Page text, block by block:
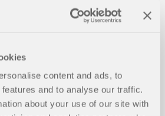
content and ads, to
and to analyse our traffic.
about your use of our site with
NEU
(Buckling-Restra
in RFEM 6